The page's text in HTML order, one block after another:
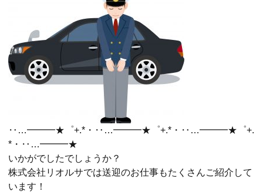
‥…━━━★゜+.*・‥…━━━★゜+.*・‥…━━━★゜+.
*・‥…━━━★
いかがでしたでしょうか？
株式会社リオルサでは送迎のお仕事もたくさんご紹介して
います！